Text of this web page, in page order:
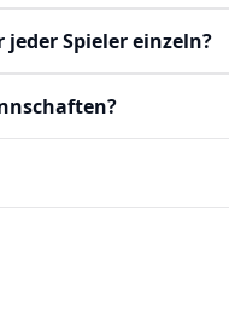
jeder Spieler einzeln?